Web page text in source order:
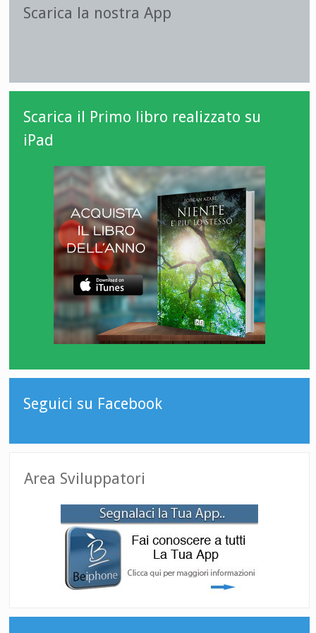
Scarica la nostra App
Scarica il Primo libro realizzato su
iPad
Seguici su Facebook
Area Sviluppatori